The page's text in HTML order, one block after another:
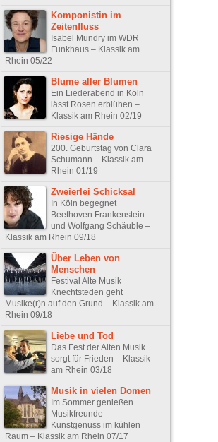
Komponistin im
Zeitenfluss
Isabel Mundry im WDR
Funkhaus – Klassik am
Rhein 05/22
Blume aller Blumen
Ein Liederabend in Köln
lässt Rosen erblühen –
Klassik am Rhein 02/19
Riesige Hände
200. Geburtstag von Clara
Schumann – Klassik am
Rhein 01/19
Zweierlei Schicksal
In Köln begegnet
Beethoven Frankenstein
und Wolfgang Schäuble –
Klassik am Rhein 09/18
Über Leben von
Menschen
Festival Alte Musik
Knechtsteden geht
Musike(r)n auf den Grund – Klassik am
Rhein 09/18
Liebe und Tod
Das Fest der Alten Musik
sorgt für Frieden – Klassik
am Rhein 03/18
Musik in vielen Domen
Im Sommer genießen
Musikfreunde
Kunstgenuss im kühlen
Raum – Klassik am Rhein 07/17